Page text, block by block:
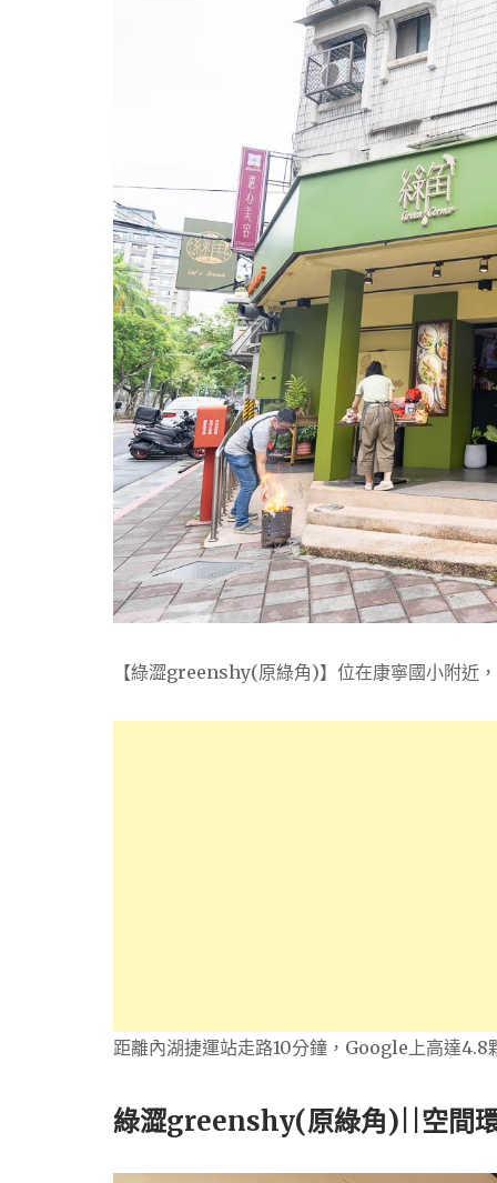
【綠澀greenshy(原綠角)】位在康寧國小附近，
距離內湖捷運站走路10分鐘，Google上高達4.8
綠澀greenshy(原綠角)||空間